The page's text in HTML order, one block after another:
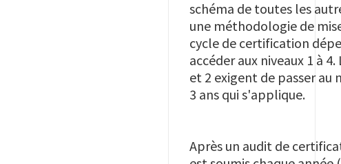
schéma de toutes les
une méthodologie de
cycle de certification
accéder aux niveaux 1 à
et 2 exigent de passer au
3 ans qui s'applique.
Après un audit de